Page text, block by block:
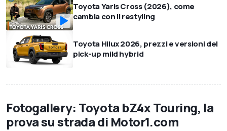
Toyota Yaris Cross (2026), come
cambia con il restyling
Toyota Hilux 2026, prezzi e versioni del
pick-up mild hybrid
Fotogallery: Toyota bZ4x Touring, la
prova su strada di Motor1.com